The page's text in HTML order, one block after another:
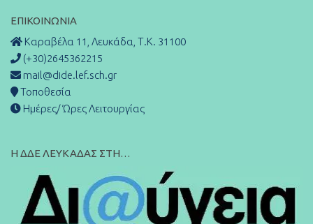
ΕΠΙΚΟΙΝΩΝΊΑ
Καραβέλα 11, Λευκάδα, Τ.Κ. 31100
(+30)2645362215
mail@dide.lef.sch.gr
Τοποθεσία
Ημέρες/ Ώρες Λειτουργίας
Η ΔΔΕ ΛΕΥΚΑΔΑΣ ΣΤΗ…